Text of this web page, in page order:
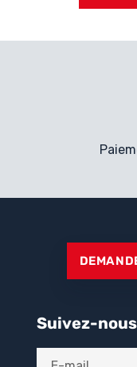
Suivez-nous